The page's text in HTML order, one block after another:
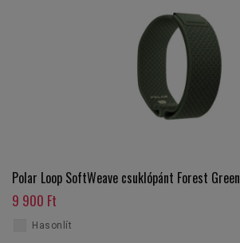
Polar Loop SoftWeave csuklópánt Forest Green
9 900 Ft
Hasonlít